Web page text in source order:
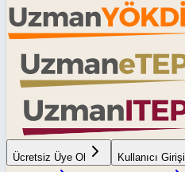
Ücretsiz Üye Ol Kullanıcı Girişi